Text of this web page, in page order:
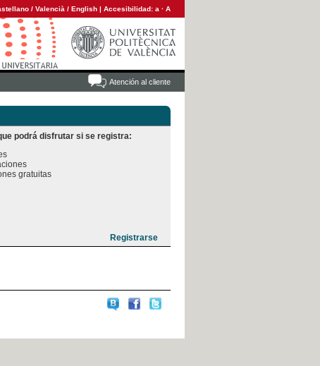
/ Valencià / English | Accesibilidad: a · A
Atención al cliente
podrá disfrutar si se registra:
gratuitas